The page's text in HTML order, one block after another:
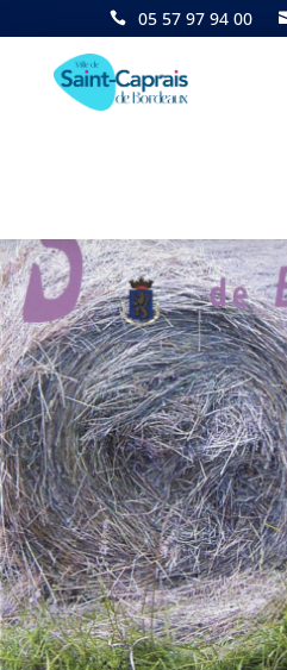
05 57 97 94 00